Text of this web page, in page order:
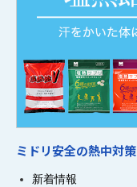
ミドリ安全の熱中対策
新着情報